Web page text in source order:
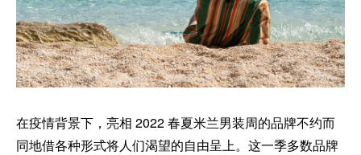
在疫情背景下，亮相 2022 春夏米兰男装周的品牌不约而
同地借各种形式将人们渴望的自由呈上。这一季多数品牌